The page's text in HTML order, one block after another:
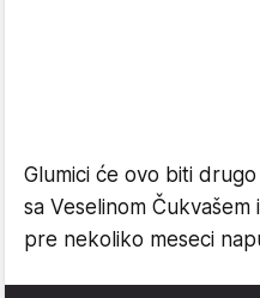
Glumici će ovo biti
sa Veselinom
pre nekoliko meseci